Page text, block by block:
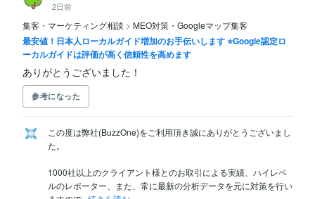
2日前
集客・マーケティング相談 > MEO対策・Googleマップ集客
最安値！日本人ローカルガイド増加のお手伝いします ⭐Google認定ロ
ーカルガイドは評価が高く信頼性を高めます
ありがとうございました！
参考になった
この度は弊社(BuzzOne)をご利用頂き誠にありがとうございまし
た。
1000社以上のクライアント様とのお取引による実績、ハイレベ
ルのレポーター、また、常に最新の分析データを元に対策を行い